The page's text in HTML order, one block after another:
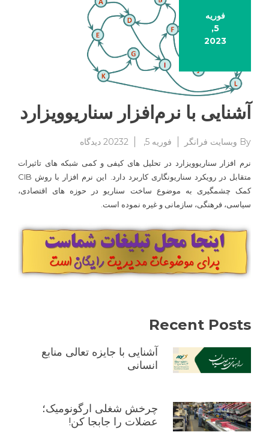
فوریه
5,
2023
آشنایی با نرم‌افزار سناریوویزارد
By وبسایت فرانگر فوریه 5, 2023 2 دیدگاه
با
نرم‌افزار
سناریوویزارد
نرم افزار سناریوویزارد در تحلیل های کیفی و کمی شبکه های تاثیرات
متقابل در رویکرد سناریونگاری کاربرد دارد. این نرم افزار با روش CIB
کمک چشمگیری به موضوع ساخت سناریو در حوزه های اقتصادی،
سیاسی، فرهنگی، سازمانی و غیره نموده است.
Recent Posts
آشنایی با جایزه تعالی منابع
انسانی
چرخش شغلی ارگونومیک؛
عضلات را جابجا کن!